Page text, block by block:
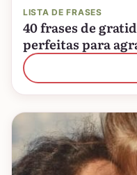
LISTA DE FRASES
40 frases de
perfeitas para